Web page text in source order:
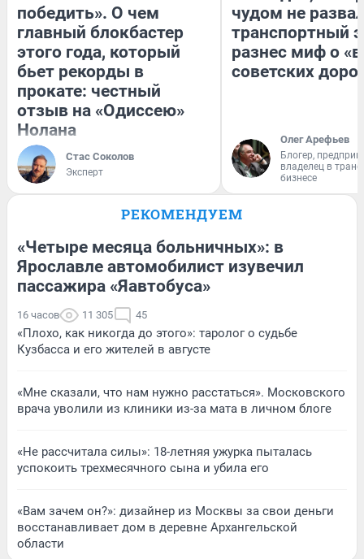
победить». О чем
главный блокбастер
этого года, который
бьет рекорды в
прокате: честный
отзыв на «Одиссею»
Нолана
Стас Соколов
Эксперт
чудом не
транспортный
разнес миф о
советских
Олег Арефьев
Блогер,
владелец в
бизнесе
РЕКОМЕНДУЕМ
«Четыре месяца больничных»: в
Ярославле автомобилист изувечил
пассажира «Яавтобуса»
16 часов 11 305 45
«Плохо, как никогда до этого»: таролог о судьбе
Кузбасса и его жителей в августе
«Мне сказали, что нам нужно расстаться». Московского
врача уволили из клиники из-за мата в личном блоге
«Не рассчитала силы»: 18-летняя ужурка пыталась
успокоить трехмесячного сына и убила его
«Вам зачем он?»: дизайнер из Москвы за свои деньги
восстанавливает дом в деревне Архангельской
области